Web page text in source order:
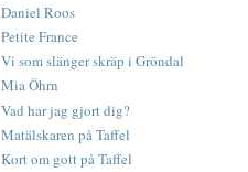
Daniel Roos
Petite France
Vi som slänger skräp i Gröndal
Mia Öhrn
Vad har jag gjort dig?
Matälskaren på Taffel
Kort om gott på Taffel